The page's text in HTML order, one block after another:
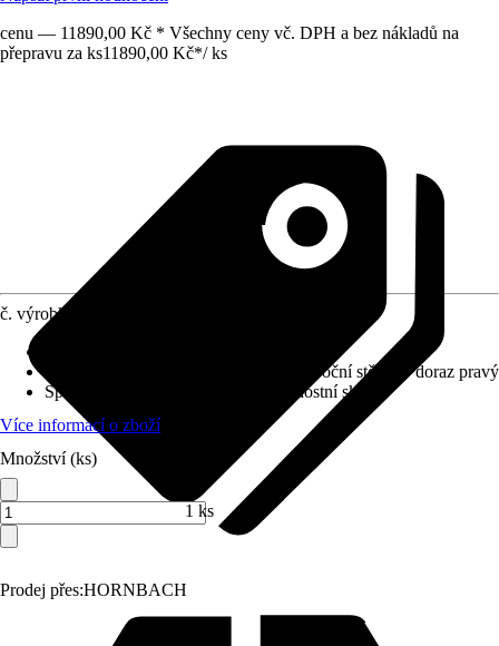
cenu — 11890,00 Kč * Všechny ceny vč. DPH a bez nákladů na
přepravu za ks11890,00 Kč*/ ks
Prodej přes:HORNBACH
č. výrobku
Boční stěnový doraz levý, Boční stěnový doraz pravý
Sprchové kouty sklo
6 mm Bezpečnostní sklo
Více informací o zboží
Množství (ks)
1 ks